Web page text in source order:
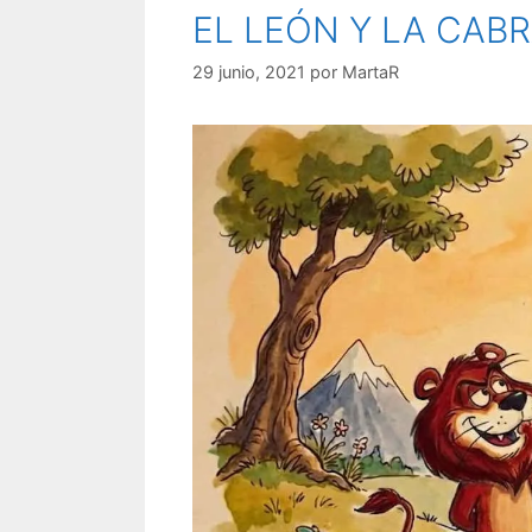
EL LEÓN Y LA
29 junio, 2021 por MartaR